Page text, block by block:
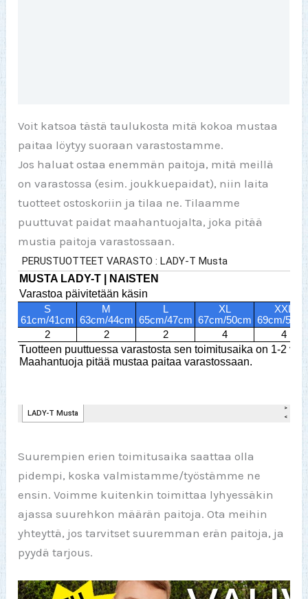
Voit katsoa tästä taulukosta mitä kokoa mustaa
paitaa löytyy suoraan varastostamme.
Jos haluat ostaa enemmän paitoja, mitä meillä
on varastossa (esim. joukkuepaidat), niin laita
tuotteet ostoskoriin ja tilaa ne. Tilaamme
puuttuvat paidat maahantuojalta, joka pitää
mustia paitoja varastossaan.
Suurempien erien toimitusaika saattaa olla
pidempi, koska valmistamme/työstämme ne
ensin. Voimme kuitenkin toimittaa lyhyessäkin
ajassa suurehkon määrän paitoja. Ota meihin
yhteyttä, jos tarvitset suuremman erän paitoja, ja
pyydä tarjous.